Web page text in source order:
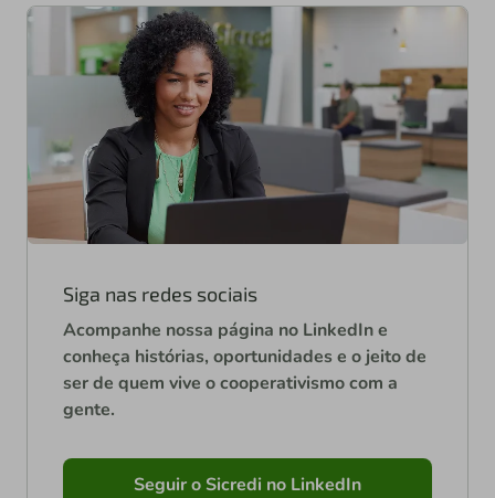
Siga nas redes sociais
Acompanhe nossa página no LinkedIn e
conheça histórias, oportunidades e o jeito de
ser de quem vive o cooperativismo com a
gente.
Seguir o Sicredi no LinkedIn